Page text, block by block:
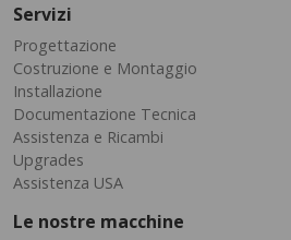
Servizi
Progettazione
Costruzione e Montaggio
Installazione
Documentazione Tecnica
Assistenza e Ricambi
Upgrades
Assistenza USA
Le nostre macchine